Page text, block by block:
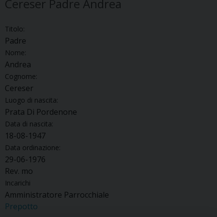
Cereser Padre Andrea
Titolo:
Padre
Nome:
Andrea
Cognome:
Cereser
Luogo di nascita:
Prata Di Pordenone
Data di nascita:
18-08-1947
Data ordinazione:
29-06-1976
Rev. mo
Incarichi
Amministratore Parrocchiale
Prepotto